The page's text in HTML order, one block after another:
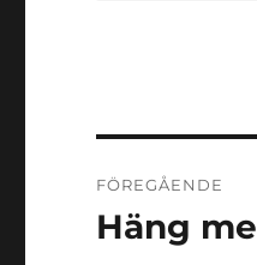
FÖREGÅENDE
Föregående
Häng